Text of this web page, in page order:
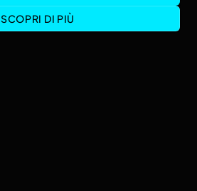
SCOPRI DI PIÙ